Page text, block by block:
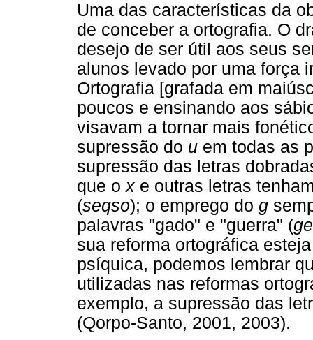
Uma das características da
de conceber a ortografia. O
desejo de ser útil aos seus
alunos levado por uma força
Ortografia [grafada em
poucos e ensinando aos
visavam a tornar mais
supressão do u em todas as
supressão das letras
que o x e outras letras
(seqso); o emprego do g
palavras "gado" e "guerra" (
sua reforma ortográfica
psíquica, podemos lembrar
utilizadas nas reformas
exemplo, a supressão das
(Qorpo-Santo, 2001, 2003).